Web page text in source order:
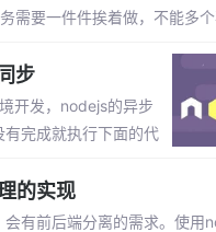
需要一件件挨着做，不能多
程。
步
开发，nodejs的异步
完成就执行下面的代
，只有前一个function
才会执行。
的实现
有前后端分离的需求。使用